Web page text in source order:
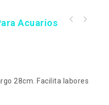
Acuarios
28cm. Facilita labores